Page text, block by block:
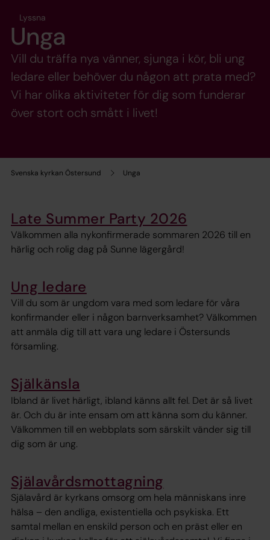
Svenska kyrkan Östersund Unga
Lyssna
Unga
Vill du träffa nya vänner, sjunga i kör, bli ung
ledare eller behöver du någon att prata med?
Vi har olika aktiviteter för dig som funderar
över stort och smått i livet!
Late Summer Party 2026
Välkommen alla nykonfirmerade sommaren 2026 till en
härlig och rolig dag på Sunne lägergård!
Ung ledare
Vill du som är ungdom vara med som ledare för våra
konfirmander eller i någon barnverksamhet? Välkommen
att anmäla dig till att vara ung ledare i Östersunds
församling.
Själkänsla
Ibland är livet härligt, ibland känns allt fel. Det är så livet
är. Och du är inte ensam om att känna som du känner.
Välkommen till en webbplats som särskilt vänder sig till
dig som är ung.
Själavårdsmottagning
Själavård är kyrkans omsorg om hela människans inre
hälsa – den andliga, existentiella och psykiska. Ett
samtal mellan en enskild person och en präst eller en